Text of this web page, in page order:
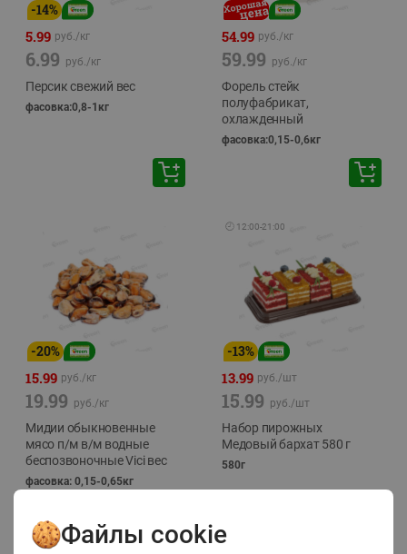
-14%
5.99 руб./кг
6.99 руб./кг
Персик свежий вес
фасовка:0,8-1кг
54.99 руб./кг
59.99 руб./кг
Форель стейк
полуфабрикат,
охлажденный
фасовка:0,15-0,6кг
-20%
15.99 руб./кг
19.99 руб./кг
Мидии обыкновенные
мясо п/м в/м водные
беспозвоночные Vici вес
фасовка: 0,15-0,65кг
🕘 12:00-21:00
-13%
13.99 руб./шт
15.99 руб./шт
Набор пирожных
Медовый бархат 580 г
580г
Файлы cookie